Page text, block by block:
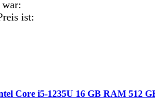
| Delta
ist:
Core i5-1235U 16 GB RAM 512